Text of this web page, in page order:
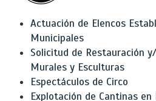
Actuación de Elencos
Municipales
Solicitud de Restauración
Murales y Esculturas
Espectáculos de Circo
Explotación de Cantinas en